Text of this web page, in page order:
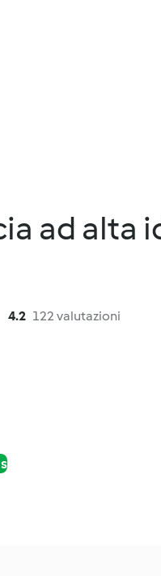
ad alta
4.2 122 valutazioni